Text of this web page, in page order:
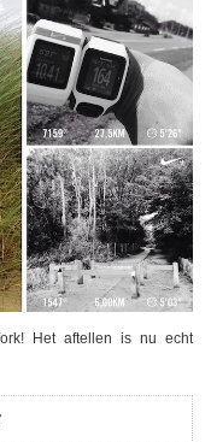
Het aftellen is nu echt